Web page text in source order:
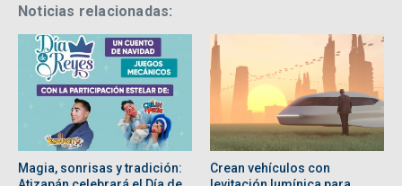
Noticias relacionadas:
Magia, sonrisas y tradición:
Crean vehículos con